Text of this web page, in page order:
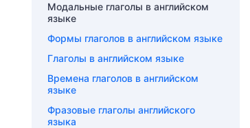
Модальные глаголы в английском
языке
Формы глаголов в английском языке
Глаголы в английском языке
Времена глаголов в английском
языке
Фразовые глаголы английского
языка